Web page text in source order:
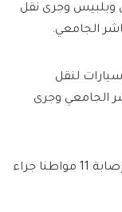
وبلبيس وجرى نقل
الجامعي.
دفعت هيئة الإسعاف فرع الشرقية بعدد 8 سيارات لنقل
الجامعي وجرى
انتقلت قوات الأمن إلى موقع الحادث وتبين إصابة 11 مواطنا جراء